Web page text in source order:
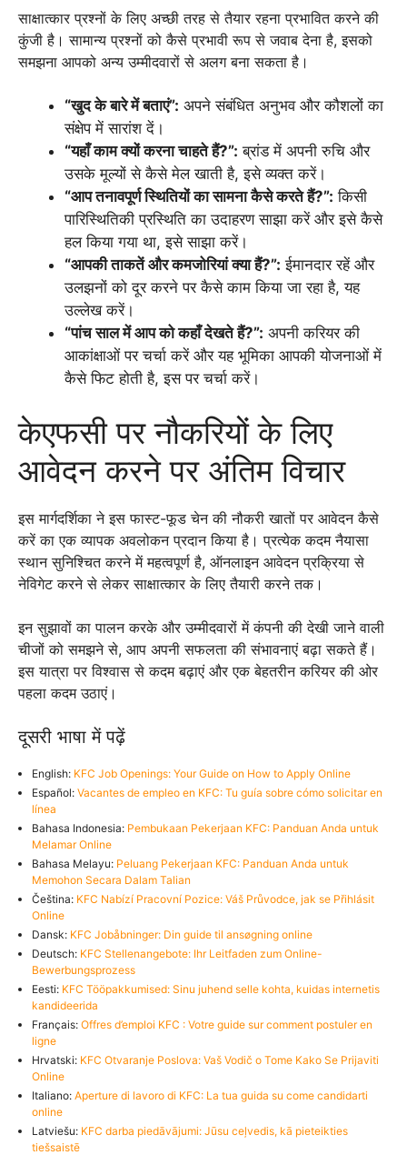
साक्षात्कार प्रश्नों के लिए अच्छी तरह से तैयार रहना प्रभावित करने की
कुंजी है। सामान्य प्रश्नों को कैसे प्रभावी रूप से जवाब देना है, इसको
समझना आपको अन्य उम्मीदवारों से अलग बना सकता है।
“खुद के बारे में बताएं”: अपने संबंधित अनुभव और कौशलों का
संक्षेप में सारांश दें।
“यहाँ काम क्यों करना चाहते हैं?”: ब्रांड में अपनी रुचि और
उसके मूल्यों से कैसे मेल खाती है, इसे व्यक्त करें।
“आप तनावपूर्ण स्थितियों का सामना कैसे करते हैं?”: किसी
पारिस्थितिकी प्रस्थिति का उदाहरण साझा करें और इसे कैसे
हल किया गया था, इसे साझा करें।
“आपकी ताकतें और कमजोरियां क्या हैं?”: ईमानदार रहें और
उलझनों को दूर करने पर कैसे काम किया जा रहा है, यह
उल्लेख करें।
“पांच साल में आप को कहाँ देखते हैं?”: अपनी करियर की
आकांक्षाओं पर चर्चा करें और यह भूमिका आपकी योजनाओं में
कैसे फिट होती है, इस पर चर्चा करें।
केएफसी पर नौकरियों के लिए
आवेदन करने पर अंतिम विचार
इस मार्गदर्शिका ने इस फास्ट-फूड चेन की नौकरी खातों पर आवेदन कैसे
करें का एक व्यापक अवलोकन प्रदान किया है। प्रत्येक कदम नैयासा
स्थान सुनिश्चित करने में महत्वपूर्ण है, ऑनलाइन आवेदन प्रक्रिया से
नेविगेट करने से लेकर साक्षात्कार के लिए तैयारी करने तक।
इन सुझावों का पालन करके और उम्मीदवारों में कंपनी की देखी जाने वाली
चीजों को समझने से, आप अपनी सफलता की संभावनाएं बढ़ा सकते हैं।
इस यात्रा पर विश्वास से कदम बढ़ाएं और एक बेहतरीन करियर की ओर
पहला कदम उठाएं।
दूसरी भाषा में पढ़ें
English: KFC Job Openings: Your Guide on How to Apply Online
Español: Vacantes de empleo en KFC: Tu guía sobre cómo solicitar en
línea
Bahasa Indonesia: Pembukaan Pekerjaan KFC: Panduan Anda untuk
Melamar Online
Bahasa Melayu: Peluang Pekerjaan KFC: Panduan Anda untuk
Memohon Secara Dalam Talian
Čeština: KFC Nabízí Pracovní Pozice: Váš Průvodce, jak se Přihlásit
Online
Dansk: KFC Jobåbninger: Din guide til ansøgning online
Deutsch: KFC Stellenangebote: Ihr Leitfaden zum Online-
Bewerbungsprozess
Eesti: KFC Tööpakkumised: Sinu juhend selle kohta, kuidas internetis
kandideerida
Français: Offres d’emploi KFC : Votre guide sur comment postuler en
ligne
Hrvatski: KFC Otvaranje Poslova: Vaš Vodič o Tome Kako Se Prijaviti
Online
Italiano: Aperture di lavoro di KFC: La tua guida su come candidarti
online
Latviešu: KFC darba piedāvājumi: Jūsu ceļvedis, kā pieteikties
tiešsaistē